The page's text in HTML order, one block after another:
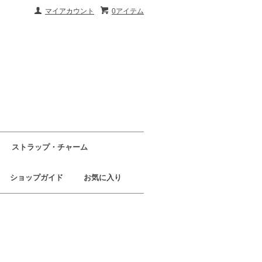
0アイテム
マイアカウント
ストラップ・チャーム
ショップガイド お気に入り